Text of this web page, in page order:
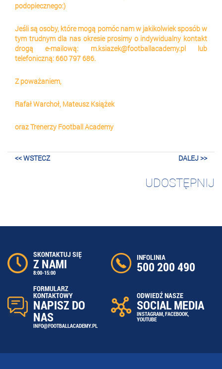
podopiecznego:)
Jeśli są osoby, które mogą pomóc nam w jakikolwiek sposób w
tym trudnym dla nas okresie prosimy o indywidualny kontakt
drogą e-mailową: m.ksiazek@footballacademy.pl lub
telefoniczną: 660 797 686.
Z poważaniem,
Rafał Warchoł, Mateusz Książek
oraz Trenerzy Football Academy
<< WSTECZ DALEJ >>
UDOSTĘPNIJ
SKONTAKTUJ SIĘ
Z NAMI
8:00-15:00
INFOLINIA
500 200 490
FORMULARZ
KONTAKTOWY
NAPISZ DO
NAS
INFO@FOOTBALLACADEMY.PL
ODWIEDŹ NASZE
SOCIAL MEDIA
INSTAGRAM,FACEBOOK,
YOUTUBE